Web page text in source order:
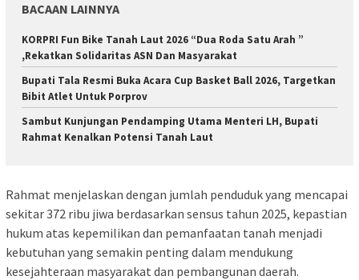
BACAAN LAINNYA
KORPRI Fun Bike Tanah Laut 2026 “Dua Roda Satu Arah ”
,Rekatkan Solidaritas ASN Dan Masyarakat
Bupati Tala Resmi Buka Acara Cup Basket Ball 2026, Targetkan
Bibit Atlet Untuk Porprov
Sambut Kunjungan Pendamping Utama Menteri LH, Bupati
Rahmat Kenalkan Potensi Tanah Laut
Rahmat menjelaskan dengan jumlah penduduk yang mencapai
sekitar 372 ribu jiwa berdasarkan sensus tahun 2025, kepastian
hukum atas kepemilikan dan pemanfaatan tanah menjadi
kebutuhan yang semakin penting dalam mendukung
kesejahteraan masyarakat dan pembangunan daerah.